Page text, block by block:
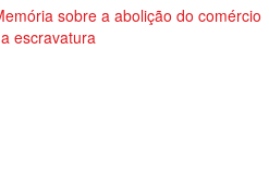
sobre a abolição do comércio
escravatura